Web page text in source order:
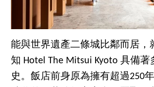
能與世界遺產二條城比鄰而居，
知 Hotel The Mitsui Kyoto 具備
史。飯店前身原為擁有超過250